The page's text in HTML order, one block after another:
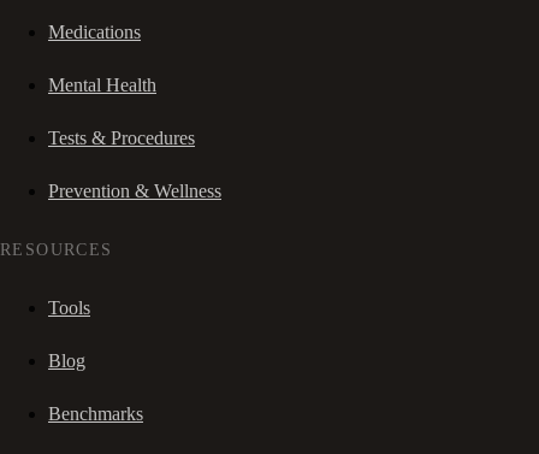
Medications
Mental Health
Tests & Procedures
Prevention & Wellness
RESOURCES
Tools
Blog
Benchmarks